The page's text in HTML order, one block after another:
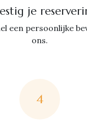
je
een persoonlijke
ons.
4